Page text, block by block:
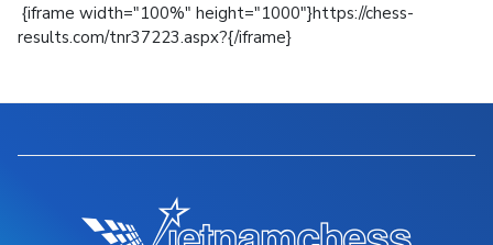
{iframe width="100%" height="1000"}https://chess-
results.com/tnr37223.aspx?{/iframe}